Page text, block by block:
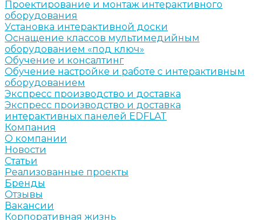
Проектирование и монтаж интерактивного
оборудования
Установка интерактивной доски
Оснащение классов мультимедийным
оборудованием «под ключ»
Обучение и консалтинг
Обучение настройке и работе с интерактивным
оборудованием
Экспресс производство и доставка
Экспресс производство и доставка
интерактивных панелей EDFLAT
Компания
О компании
Новости
Статьи
Реализованные проекты
Бренды
Отзывы
Вакансии
Корпоративная жизнь